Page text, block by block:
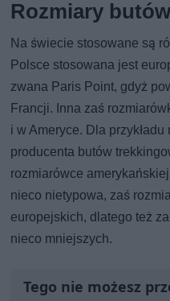
Rozmiary butów
Na świecie stosowane są
Polsce stosowana jest
zwana Paris Point, gdyż
Francji. Inna zaś
i w Ameryce. Dla
producenta butów
rozmiarówce
nieco nietypowa, zaś
europejskich, dlatego też
nieco mniejszych.
Tego nie możesz